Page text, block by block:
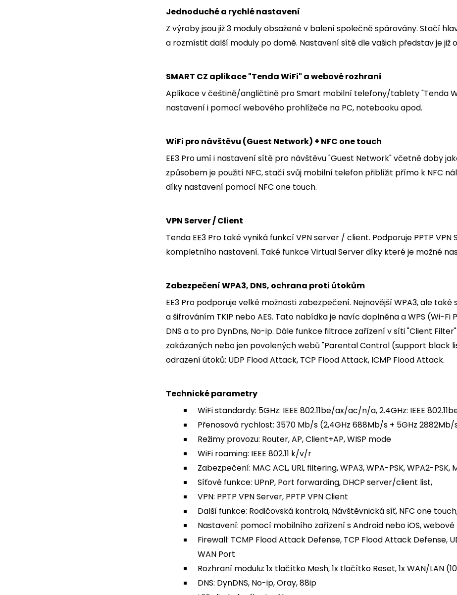
Jednoduché a rychlé nastavení
Z výroby jsou již 3 moduly obsažené v balení společně spárovány. Stačí
a rozmístit další moduly po domě. Nastavení sítě dle vašich představ je již
SMART CZ aplikace "Tenda WiFi" a webové rozhraní
Aplikace v češtině/angličtině pro Smart mobilní telefony/tablety "Tenda
nastavení i pomocí webového prohlížeče na PC, notebooku apod.
WiFi pro návštěvu (Guest Network) + NFC one touch
EE3 Pro umí i nastavení sítě pro návštěvu "Guest Network" včetně doby
způsobem je použití NFC, stačí svůj mobilní telefon přiblížit přímo k NFC
díky nastavení pomocí NFC one touch.
VPN Server / Client
Tenda EE3 Pro také vyniká funkcí VPN server / client. Podporuje PPTP VPN
kompletního nastavení. Také funkce Virtual Server díky které je možné
Zabezpečení WPA3, DNS, ochrana proti útokům
EE3 Pro podporuje velké možnosti zabezpečení. Nejnovější WPA3, ale také
a šifrováním TKIP nebo AES. Tato nabídka je navíc doplněna a WPS (Wi-
DNS a to pro DynDns, No-ip. Dále funkce filtrace zařízení v síti "Client
zakázaných nebo jen povolených webů "Parental Control (support black
odrazení útoků: UDP Flood Attack, TCP Flood Attack, ICMP Flood Attack.
Technické parametry
WiFi standardy: 5GHz: IEEE 802.11be/ax/ac/n/a, 2.4GHz: IEEE
Přenosová rychlost: 3570 Mb/s (2,4GHz 688Mb/s + 5GHz 2882Mb/
Režimy provozu: Router, AP, Client+AP, WISP mode
WiFi roaming: IEEE 802.11 k/v/r
Zabezpečení: MAC ACL, URL filtering, WPA3, WPA-PSK, WPA2-
Síťové funkce: UPnP, Port forwarding, DHCP server/client list,
VPN: PPTP VPN Server, PPTP VPN Client
Další funkce: Rodičovská kontrola, Návštěvnická síť, NFC one
Nastavení: pomocí mobilního zařízení s Android nebo iOS,
Firewall: TCMP Flood Attack Defense, TCP Flood Attack Defense,
WAN Port
Rozhraní modulu: 1x tlačítko Mesh, 1x tlačítko Reset, 1x WAN/LAN
DNS: DynDNS, No-ip, Oray, 88ip